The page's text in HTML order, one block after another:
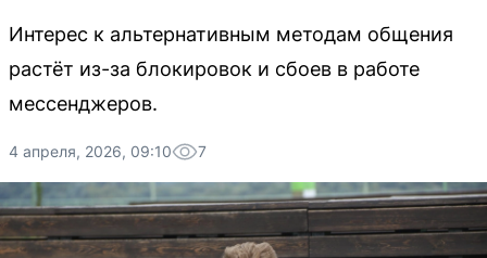
Интерес к альтернативным методам общения
растёт из-за блокировок и сбоев в работе
мессенджеров.
4 апреля, 2026, 09:10 7